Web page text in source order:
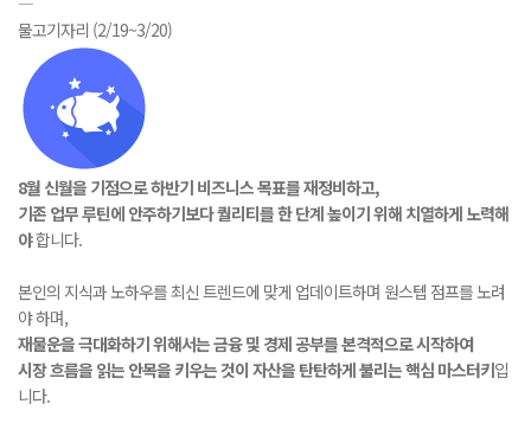
물고기자리 (2/19~3/20)
8월 신월을 기점으로 하반기 비즈니스 목표를 재정비하고,
기존 업무 루틴에 안주하기보다 퀄리티를 한 단계 높이기 위해 치열하게 노력해
야합니다.
본인의 지식과 노하우를 최신 트렌드에 맞게 업데이트하며 원스텝 점프를 노려
야 하며,
재물운을 극대화하기 위해서는 금융 및 경제 공부를 본격적으로 시작하여
시장 흐름을 읽는 안목을 키우는 것이 자산을 탄탄하게 불리는 핵심 마스터키입
니다.